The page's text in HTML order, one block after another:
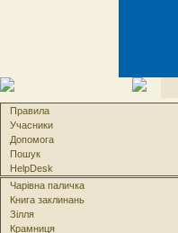
Правила
Учасники
Допомога
Пошук
HelpDesk
Чарівна паличка
Книга заклинань
Зілля
Крамниця